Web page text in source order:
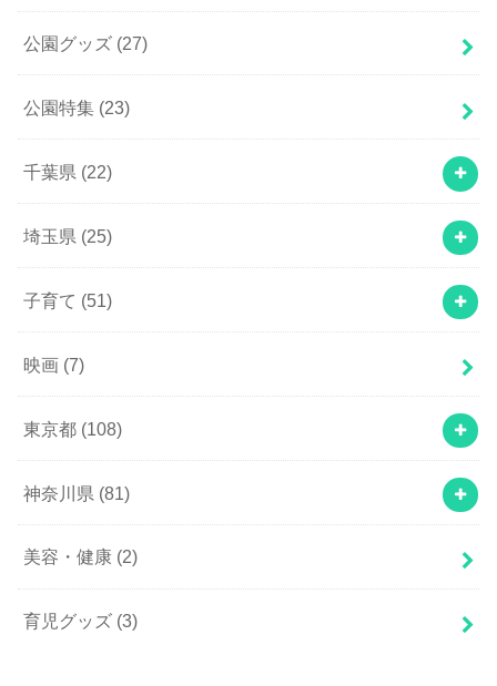
公園グッズ (27)
公園特集 (23)
千葉県 (22)
埼玉県 (25)
子育て (51)
映画 (7)
東京都 (108)
神奈川県 (81)
美容・健康 (2)
育児グッズ (3)